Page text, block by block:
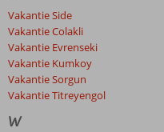
Vakantie Side
Vakantie Colakli
Vakantie Evrenseki
Vakantie Kumkoy
Vakantie Sorgun
Vakantie Titreyengol
W